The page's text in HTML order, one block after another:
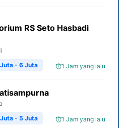
RS Seto Hasbadi
1 Jam yang lalu
- 6 Juta
1 Jam yang lalu
- 5 Juta